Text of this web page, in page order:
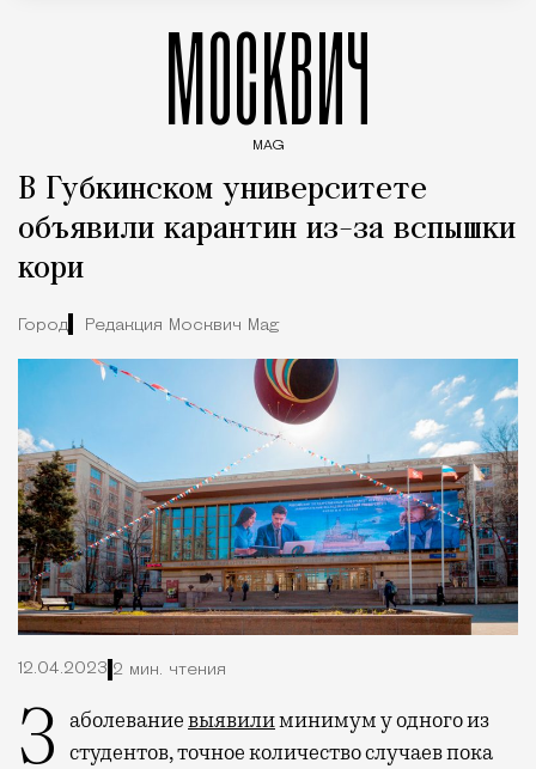
МОСКВИЧ
MAG
В Губкинском университете
объявили карантин из-за вспышки
кори
Город Редакция Москвич Mag
12.04.2023 2 мин. чтения
Заболеваниевыявилиминимум у одного из
студентов, точное количество случаев пока